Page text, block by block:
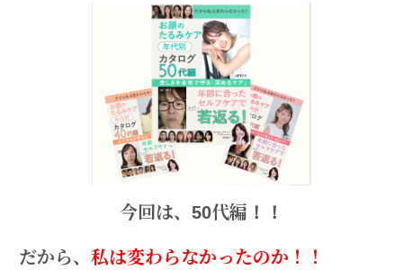
今回は、50代編！！
だから、私は変わらなかったのか！！